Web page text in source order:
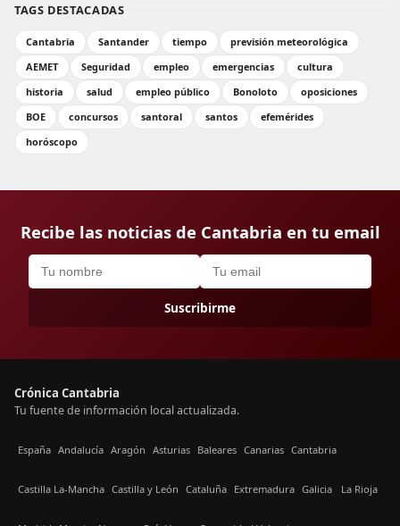
TAGS DESTACADAS
Cantabria Santander tiempo
previsión meteorológica
AEMET
Seguridad empleo emergencias
cultura
historia
salud empleo público Bonoloto
oposiciones
BOE
concursos santoral santos
efemérides
horóscopo
Recibe las noticias de Cantabria en tu email
Suscribirme
Crónica Cantabria
Tu fuente de información local actualizada.
España Andalucía Aragón Asturias Baleares Canarias Cantabria
Castilla La-Mancha Castilla y León Cataluña Extremadura Galicia La Rioja